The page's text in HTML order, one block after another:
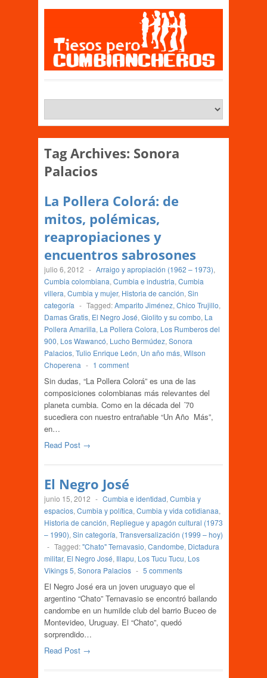
Tag Archives: Sonora
Palacios
La Pollera Colorá: de
mitos, polémicas,
reapropiaciones y
encuentros sabrosones
julio 6, 2012 - Arraigo y apropiación (1962 – 1973),
Cumbia colombiana, Cumbia e industria, Cumbia
villera, Cumbia y mujer, Historia de canción, Sin
categoría - Tagged:Amparito Jiménez, Chico Trujillo,
Damas Gratis, El Negro José, Giolito y su combo, La
Pollera Amarilla, La Pollera Colora, Los Rumberos del
900, Los Wawancó, Lucho Bermúdez, Sonora
Palacios, Tulio Enrique León, Un año más, Wilson
Choperena - 1 comment
Sin dudas, “La Pollera Colorá” es una de las
composiciones colombianas más relevantes del
planeta cumbia. Como en la década del ´70
sucediera con nuestro entrañable “Un Año Más”,
en…
Read Post →
El Negro José
junio 15, 2012 - Cumbia e identidad, Cumbia y
espacios, Cumbia y política, Cumbia y vida cotidianaa,
Historia de canción, Repliegue y apagón cultural (1973
– 1990), Sin categoría, Transversalización (1999 – hoy)
- Tagged:"Chato" Ternavasio, Candombe, Dictadura
militar, El Negro José, Illapu, Los Tucu Tucu, Los
Vikings 5, Sonora Palacios - 5 comments
El Negro José era un joven uruguayo que el
argentino “Chato” Ternavasio se encontró bailando
candombe en un humilde club del barrio Buceo de
Montevideo, Uruguay. El “Chato”, quedó
sorprendido…
Read Post →